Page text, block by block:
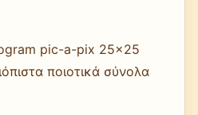
pic-a-pix 25x25
ποιοτικά σύνολα